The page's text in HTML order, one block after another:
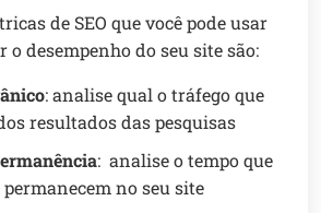
de SEO que você pode usar
o desempenho do seu site são:
: analise qual o tráfego que
resultados das pesquisas
: analise o tempo que
no seu site